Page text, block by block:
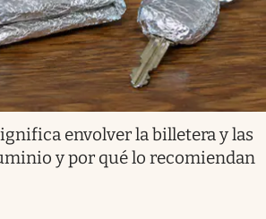
envolver la billetera y las
y por qué lo recomiendan